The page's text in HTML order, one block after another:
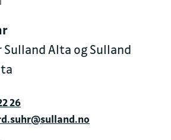
Sulland Alta og Sulland
26